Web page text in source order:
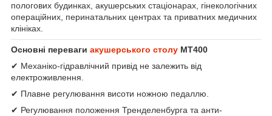
пологових будинках, акушерських стаціонарах, гінекологічних
операційних, перинатальних центрах та приватних медичних
клініках.
Основні переваги акушерського столу МТ400
✔ Механіко-гідравлічний привід не залежить від
електроживлення.
✔ Плавне регулювання висоти ножною педаллю.
✔ Регулювання положення Тренделенбурга та анти-